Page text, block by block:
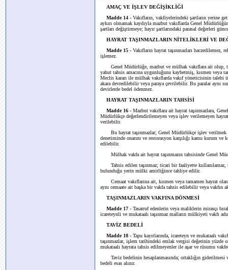
AMAÇ VE İŞLEV DEĞİŞİKLİĞİ
Madde 14 - Vakıfların, vakfiyelerindeki şartların yerine
aykırı olmamak kaydıyla mazbut vakıflarda Genel
şartları değiştirmeye; hayır şartlarındaki parasal değerleri
HAYRAT TAŞINMAZLARIN NİTELİKLERİ VE
Madde 15 - Vakıfların hayrat taşınmazları haczedilemez,
işlemez.
Genel Müdürlüğe, mazbut ve mülhak vakıflara ait olup,
yahut tahsis amacına uygunluğunu kaybetmiş, kısmen veya
Meclis kararı ile mülhak vakıflarda vakıf yöneticisinin talebi
akara devredilebilir veya paraya çevrilebilir. Bu paralar aynı
devirlerde bedel ödenmez.
HAYRAT TAŞINMAZLARIN TAHSİSİ
Madde 16 - Mazbut vakıflara ait hayrat taşınmazlara,
Müdürlükçe değerlendirilemeyen veya işlev verilemeyen
verilebilir.
Bu hayrat taşınmazlar; Genel Müdürlükçe işlev verilmek
denetiminde onarım ve restorasyon karşılığı kamu kurum ve
edilebilir.
Mülhak vakfa ait hayrat taşınmazın tahsisinde Genel
Tahsis edilen taşınmaz; ticari bir faaliyette kullanılamaz,
bulunduğu yerin mülki amirliğince tahliye edilir.
Cemaat vakıflarına ait, kısmen veya tamamen hayrat
aynı cemaate ait başka bir vakfa tahsis edilebilir veya vakfın
TAŞINMAZLARIN VAKFINA DÖNMESİ
Madde 17 - Tasarruf edenlerin veya maliklerin mirasçı
icareteynli ve mukataalı taşınmaz malların mülkiyeti vakfı
TAVİZ BEDELİ
Madde 18 - Tapu kayıtlarında, icareteyn ve mukataalı
taşınmazlar, işlem tarihindeki emlak vergisi değerinin yüzde
mukataalı hayrata tahsis edilmeyenler ile aşar ve rüsumu
Taviz bedelinin hesaplanmasında; ortaklığın giderilmesi
bedeli esas alınır.